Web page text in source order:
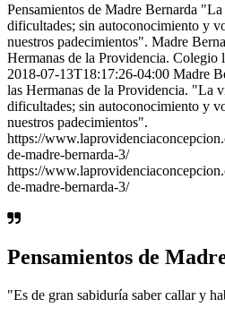
Pensamientos de Madre Bernarda
dificultades; sin autoconocimiento y
nuestros padecimientos". Madre
Hermanas de la Providencia. Colegio
2018-07-13T18:17:26-04:00 Madre
las Hermanas de la Providencia. "La
dificultades; sin autoconocimiento y
nuestros padecimientos".
https://
de-madre-bernarda-3/
https://
de-madre-bernarda-3/
Pensamientos de
"Es de gran sabiduría saber callar y